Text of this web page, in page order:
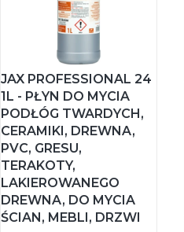
JAX PROFESSIONAL 24
1L - PŁYN DO MYCIA
PODŁÓG TWARDYCH,
CERAMIKI, DREWNA,
PVC, GRESU,
TERAKOTY,
LAKIEROWANEGO
DREWNA, DO MYCIA
ŚCIAN, MEBLI, DRZWI